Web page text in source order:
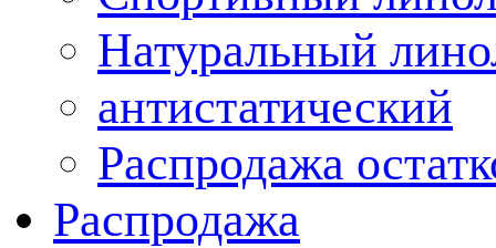
Натуральный
антистатический
Распродажа
Распродажа